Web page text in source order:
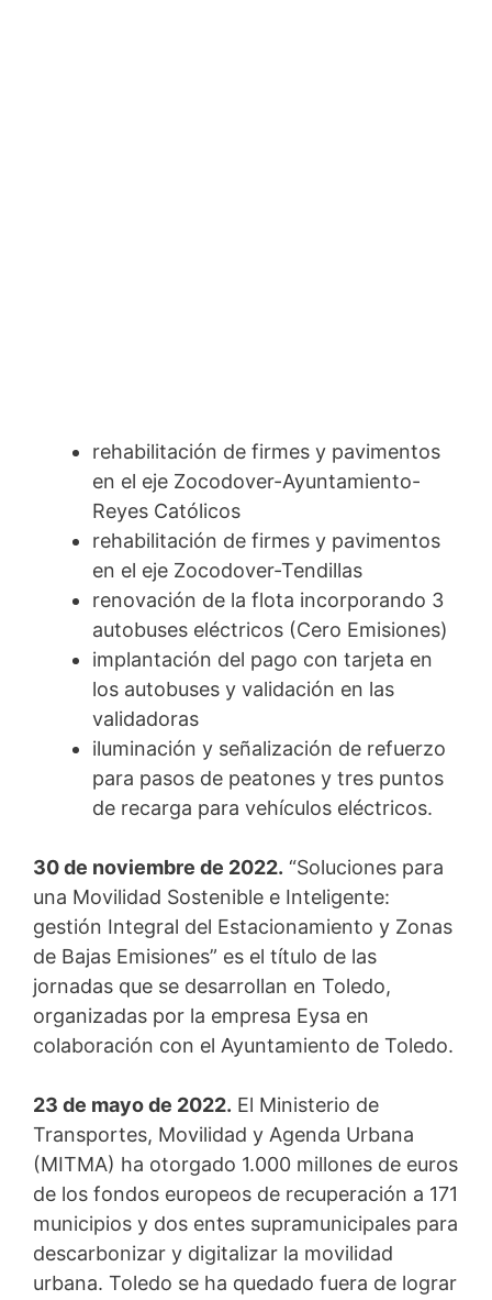
rehabilitación de firmes y pavimentos
en el eje Zocodover-Ayuntamiento-
Reyes Católicos
rehabilitación de firmes y pavimentos
en el eje Zocodover-Tendillas
renovación de la flota incorporando 3
autobuses eléctricos (Cero Emisiones)
implantación del pago con tarjeta en
los autobuses y validación en las
validadoras
iluminación y señalización de refuerzo
para pasos de peatones y tres puntos
de recarga para vehículos eléctricos.
30 de noviembre de 2022. “Soluciones para
una Movilidad Sostenible e Inteligente:
gestión Integral del Estacionamiento y Zonas
de Bajas Emisiones” es el título de las
jornadas que se desarrollan en Toledo,
organizadas por la empresa Eysa en
colaboración con el Ayuntamiento de Toledo.
23 de mayo de 2022. El Ministerio de
Transportes, Movilidad y Agenda Urbana
(MITMA) ha otorgado 1.000 millones de euros
de los fondos europeos de recuperación a 171
municipios y dos entes supramunicipales para
descarbonizar y digitalizar la movilidad
urbana. Toledo se ha quedado fuera de lograr